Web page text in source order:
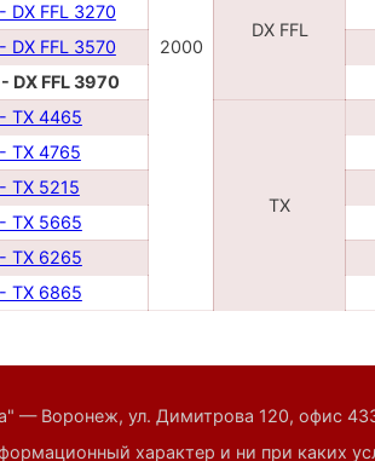
2000
DX FFL
DX FFL 3270
DX FFL 3570
DX FFL 3970
TX 4465
TX
TX 4765
TX 5215
TX 5665
TX 6265
TX 6865
— Воронеж, ул. Димитрова 120, офис
характер и ни при каких